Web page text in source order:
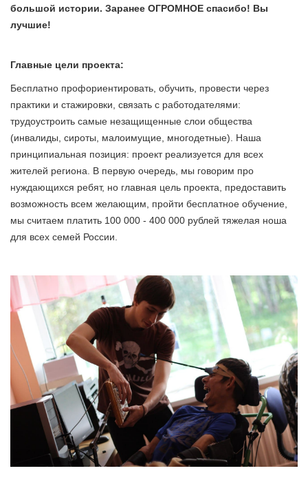
большой истории. Заранее ОГРОМНОЕ спасибо! Вы
лучшие!
Главные цели проекта:
Бесплатно профориентировать, обучить, провести через
практики и стажировки, связать с работодателями:
трудоустроить самые незащищенные слои общества
(инвалиды, сироты, малоимущие, многодетные). Наша
принципиальная позиция: проект реализуется для всех
жителей региона. В первую очередь, мы говорим про
нуждающихся ребят, но главная цель проекта, предоставить
возможность всем желающим, пройти бесплатное обучение,
мы считаем платить 100 000 - 400 000 рублей тяжелая ноша
для всех семей России.